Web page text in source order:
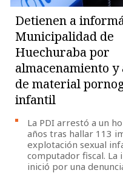
Detienen a
Municipalidad de
Huechuraba por
almacenamiento
de material
infantil
La PDI arrestó a un
años tras hallar 113
explotación sexual
computador fiscal. La
inició por una